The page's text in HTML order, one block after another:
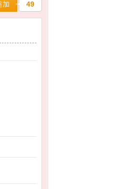
加 49